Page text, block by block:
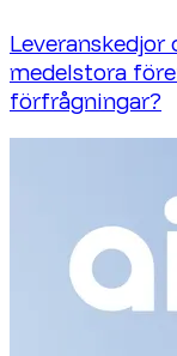
medelstora
förfrågningar?